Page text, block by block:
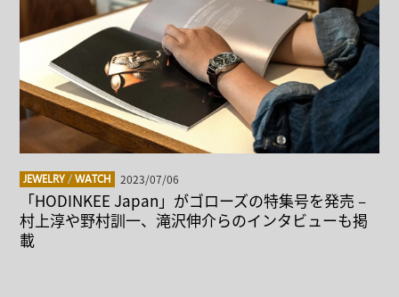
JEWELRY /WATCH 2023/07/06
「HODINKEE Japan」がゴローズの特集号を発売 –
村上淳や野村訓一、滝沢伸介らのインタビューも掲
載